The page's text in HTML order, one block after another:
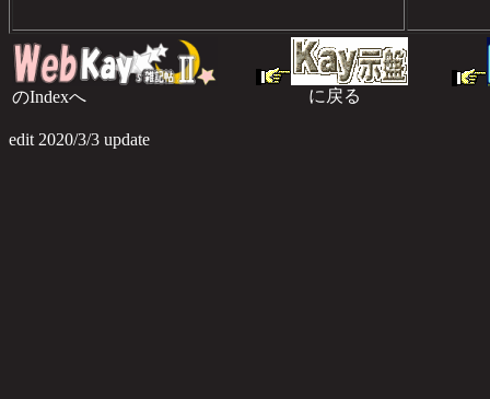
のIndexへ に戻る
edit 2020/3/3 update